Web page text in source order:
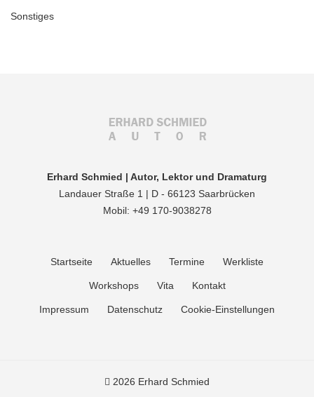
Sonstiges
Erhard Schmied | Autor, Lektor und Dramaturg
Landauer Straße 1 | D - 66123 Saarbrücken
Mobil: +49 170-9038278
Startseite Aktuelles Termine Werkliste
Workshops Vita Kontakt
Impressum Datenschutz Cookie-Einstellungen
2026 Erhard Schmied